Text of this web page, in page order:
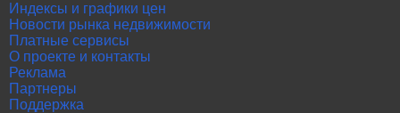
Индексы и графики цен
Новости рынка недвижимости
Платные сервисы
О проекте и контакты
Реклама
Партнеры
Поддержка